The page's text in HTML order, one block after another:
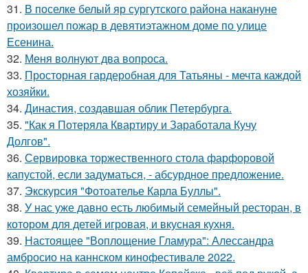
31. В поселке белый яр сургутского района накануне
произошел пожар в девятиэтажном доме по улице
Есенина.
32. Меня волнуют два вопроса.
33. Просторная гардеробная для Татьяны - мечта каждой
хозяйки.
34. Династия, создавшая облик Петербурга.
35. "Как я Потеряла Квартиру и Заработала Кучу
Долгов".
36. Сервировка торжественного стола фарфоровой
капустой, если задуматься, - абсурдное предложение.
37. Экскурсия "Фотоателье Карла Буллы".
38. У нас уже давно есть любимый семейный ресторан, в
котором для детей игровая, и вкусная кухня.
39. Настоящее "Воплощение Гламура": Алессандра
амбросио на каннском кинофестивале 2022.